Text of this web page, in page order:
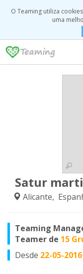
O Teaming utiliza
uma
Satur
Alicante,
Teaming
Teamer de 15
Desde 22-05-2016